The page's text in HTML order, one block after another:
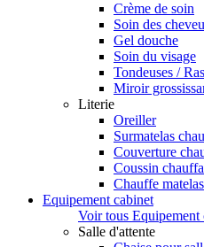
Crème de soin
Soin des
Gel douche
Soin du visage
Tondeuses /
Miroir
Literie
Oreiller
Surmatelas
Couverture
Coussin
Chauffe matelas
Equipement cabinet
Voir tous Equipement
Salle d'attente